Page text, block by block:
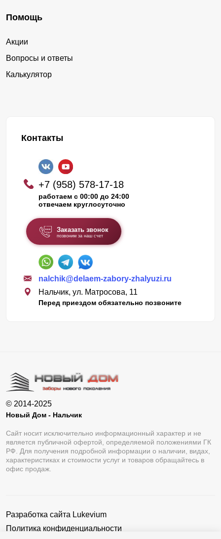
Помощь
Акции
Вопросы и ответы
Калькулятор
Контакты
+7 (958) 578-17-18
работаем с 00:00 до 24:00
отвечаем круглосуточно
Заказать звонок
позвоним за наш счет
nalchik@delaem-zabory-zhalyuzi.ru
Нальчик, ул. Матросова, 11
Перед приездом обязательно позвоните
© 2014-2025
Новый Дом - Нальчик
Сайт носит исключительно информационный характер и не
является публичной офертой, определяемой положениями ГК
РФ. Для получения подробной информации о наличии, видах,
характеристиках и стоимости услуг и товаров обращайтесь в
офис продаж.
Разработка сайта Lukevium
Политика конфиденциальности